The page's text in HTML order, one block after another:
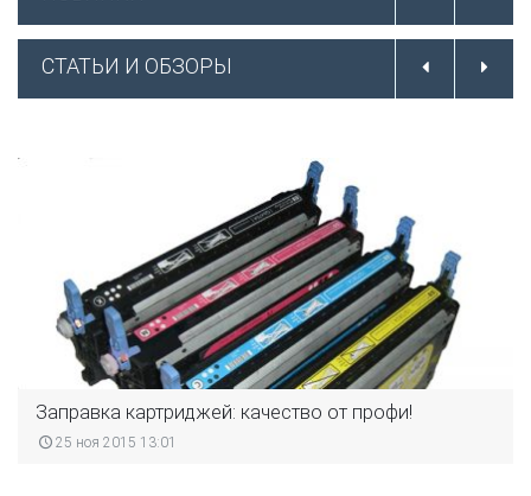
СТАТЬИ И ОБЗОРЫ
Заправка картриджей: качество от профи!
25 ноя 2015 13:01